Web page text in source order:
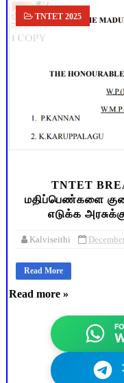
TNTET 2025
TNTET
மதிப்பெண்களை
எடுக்க
Kalviseithi
Read More
Read more »